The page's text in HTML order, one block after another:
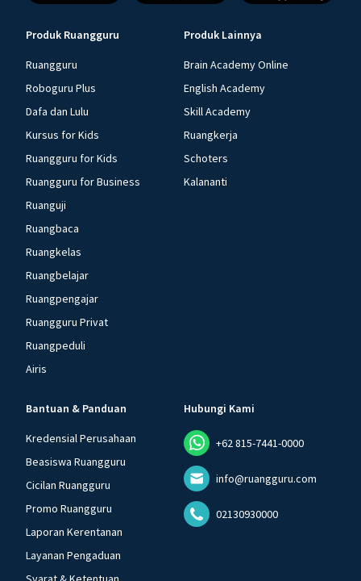
Produk Ruangguru
Ruangguru
Roboguru Plus
Dafa dan Lulu
Kursus for Kids
Ruangguru for Kids
Ruangguru for Business
Ruanguji
Ruangbaca
Ruangkelas
Ruangbelajar
Ruangpengajar
Ruangguru Privat
Ruangpeduli
Airis
Produk Lainnya
Brain Academy Online
English Academy
Skill Academy
Ruangkerja
Schoters
Kalananti
Bantuan & Panduan
Kredensial Perusahaan
Beasiswa Ruangguru
Cicilan Ruangguru
Promo Ruangguru
Laporan Kerentanan
Layanan Pengaduan
Hubungi Kami
+62 815-7441-0000
info@ruangguru.com
02130930000